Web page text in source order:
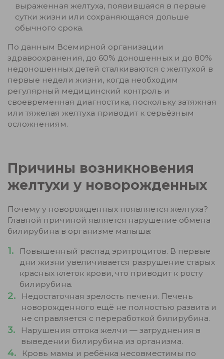
выраженная желтуха, появившаяся в первые
сутки жизни или сохраняющаяся дольше
обычного срока.
По данным Всемирной организации
здравоохранения, до 60% доношенных и до 80%
недоношенных детей сталкиваются с желтухой в
первые недели жизни, когда необходим
регулярный медицинский контроль и
своевременная диагностика, поскольку затяжная
или тяжелая желтуха приводит к серьёзным
осложнениям.
Причины возникновения
желтухи у новорожденных
Почему у новорожденных появляется желтуха?
Главной причиной является нарушение обмена
билирубина в организме малыша:
Повышенный распад эритроцитов. В первые
дни жизни увеличивается разрушение старых
красных клеток крови, что приводит к росту
билирубина.
Недостаточная зрелость печени. Печень
новорожденного ещё не полностью развита и
не справляется с переработкой билирубина.
Нарушения оттока желчи — затруднения в
выведении билирубина из организма.
Кровь мамы и ребёнка несовместимы по